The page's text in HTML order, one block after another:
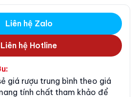
Liên hệ Zalo
Liên hệ Hotline
giá rượu trung bình theo giá
tính chất tham khảo để